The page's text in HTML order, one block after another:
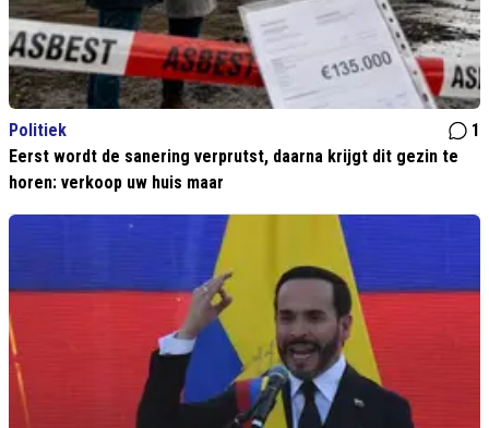
Politiek
1
Eerst wordt de sanering verprutst, daarna krijgt dit gezin te
horen: verkoop uw huis maar